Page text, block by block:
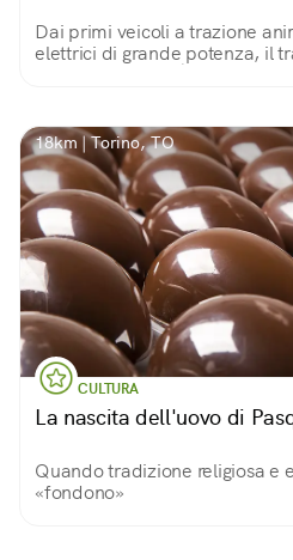
Dai primi veicoli a trazione
elettrici di grande potenza, il
18km | Torino, TO
CULTURA
La nascita dell'uovo di
Quando tradizione religiosa e
«fondono»